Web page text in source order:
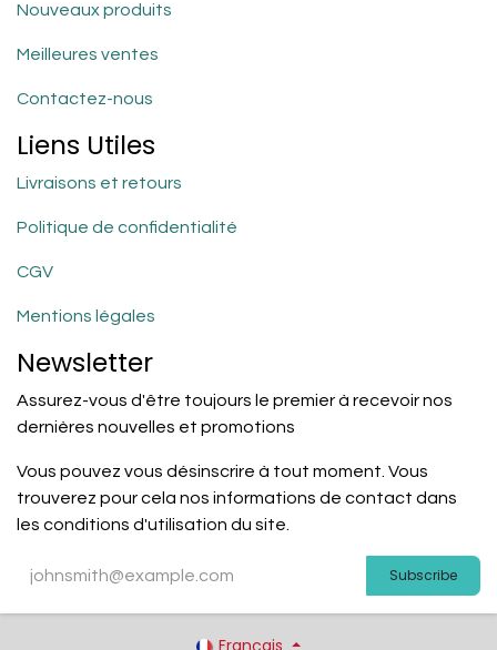
Nouveaux produits
Meilleures ventes
Contactez-nous
Liens Utiles
Livraisons et retours
Politique de confidentialité
CGV
Mentions légales
Newsletter
Assurez-vous d'être toujours le premier à recevoir nos
dernières nouvelles et promotions
Vous pouvez vous désinscrire à tout moment. Vous
trouverez pour cela nos informations de contact dans
les conditions d'utilisation du site.
Subscribe
Français